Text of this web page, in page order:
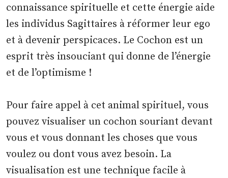
connaissance spirituelle et cette énergie aide
les individus Sagittaires à réformer leur ego
et à devenir perspicaces. Le Cochon est un
esprit très insouciant qui donne de l’énergie
et de l’optimisme !
Pour faire appel à cet animal spirituel, vous
pouvez visualiser un cochon souriant devant
vous et vous donnant les choses que vous
voulez ou dont vous avez besoin. La
visualisation est une technique facile à